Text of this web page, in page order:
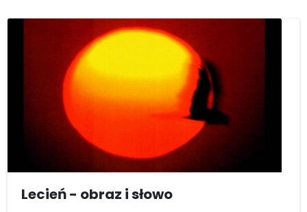
Lecień - obraz i słowo